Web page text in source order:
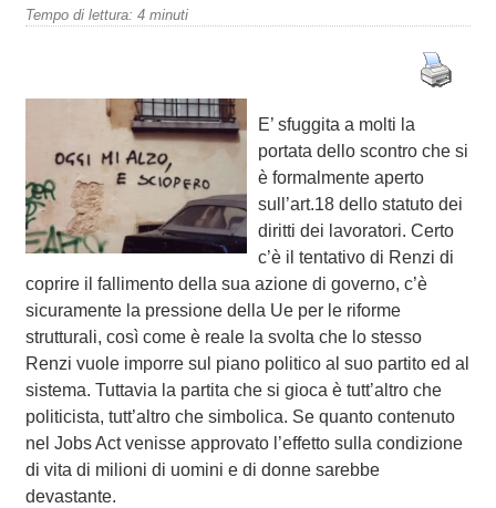
Tempo di lettura: 4 minuti
E’ sfuggita a molti la
portata dello scontro che si
è formalmente aperto
sull’art.18 dello statuto dei
diritti dei lavoratori. Certo
c’è il tentativo di Renzi di
coprire il fallimento della sua azione di governo, c’è
sicuramente la pressione della Ue per le riforme
strutturali, così come è reale la svolta che lo stesso
Renzi vuole imporre sul piano politico al suo partito ed al
sistema. Tuttavia la partita che si gioca è tutt’altro che
politicista, tutt’altro che simbolica. Se quanto contenuto
nel Jobs Act venisse approvato l’effetto sulla condizione
di vita di milioni di uomini e di donne sarebbe
devastante.